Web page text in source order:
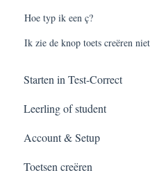
Hoe typ ik een ç?
Ik zie de knop toets creëren niet
Starten in Test-Correct
Content vinden
Toets construeren
Afnemen van een toets
Leerling of student
Applicatie meldingen
Applicatie installeren
Account & Setup
Inloggen
Toetsen creëren